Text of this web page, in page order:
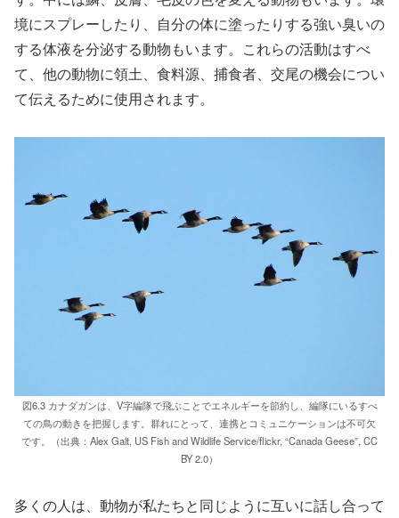
境にスプレーしたり、自分の体に塗ったりする強い臭いの
する体液を分泌する動物もいます。これらの活動はすべ
て、他の動物に領土、食料源、捕食者、交尾の機会につい
て伝えるために使用されます。
図6.3 カナダガンは、V字編隊で飛ぶことでエネルギーを節約し、編隊にいるすべ
ての鳥の動きを把握します。群れにとって、連携とコミュニケーションは不可欠
です。（出典：Alex Galt, US Fish and Wildlife Service/flickr, “Canada Geese”, CC
BY 2.0）
多くの人は、動物が私たちと同じように互いに話し合って